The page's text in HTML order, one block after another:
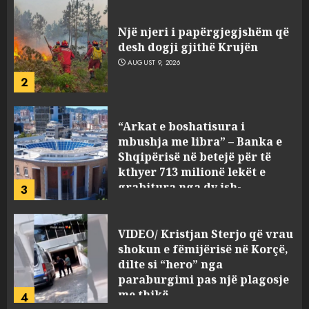
2
Një njeri i papërgjegjshëm që
desh dogji gjithë Krujën
AUGUST 9, 2026
3
“Arkat e boshatisura i
mbushja me libra” – Banka e
Shqipërisë në betejë për të
kthyer 713 milionë lekët e
grabitura nga dy ish-
4
VIDEO/ Kristjan Sterjo që vrau
shokun e fëmijërisë në Korçë,
dilte si “hero” nga
paraburgimi pas një plagosje
me thikë